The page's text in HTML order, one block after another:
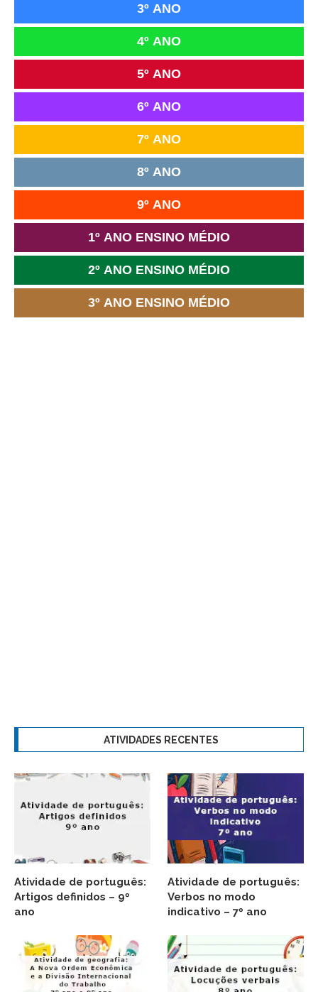
3º ANO
4º ANO
5º ANO
6º ANO
7º ANO
8º ANO
9º ANO
1º ANO ENSINO MÉDIO
2º ANO ENSINO MÉDIO
3º ANO ENSINO MÉDIO
ATIVIDADES RECENTES
Atividade de português:
Artigos definidos – 9º
ano
Atividade de português:
Verbos no modo
indicativo – 7º ano